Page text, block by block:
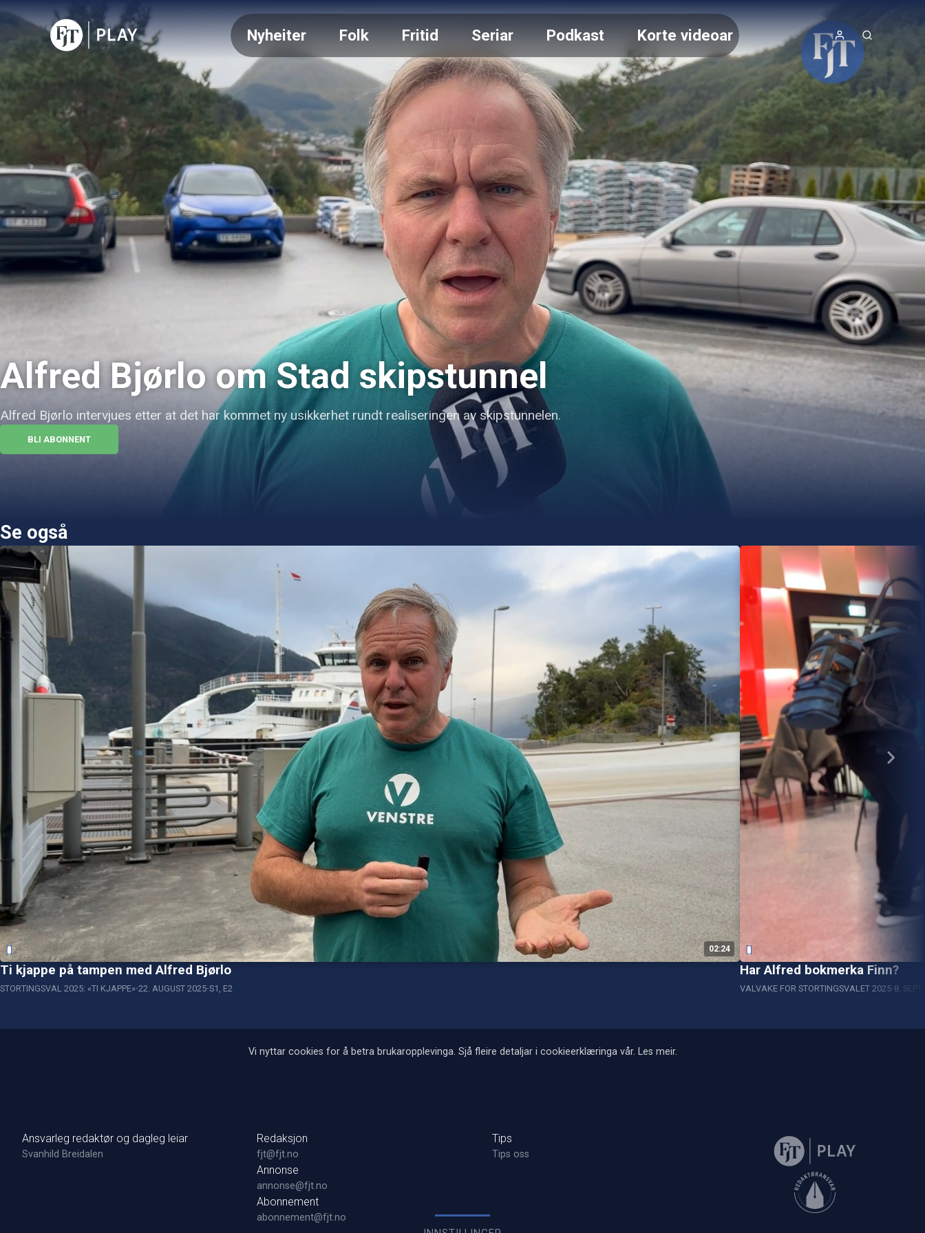
Nyheiter Folk Fritid Seriar Podkast Korte videoar
Alfred Bjørlo om Stad skipstunnel
Alfred Bjørlo intervjues etter at det har kommet ny usikkerhet rundt realiseringen av skipstunnelen.
BLI ABONNENT
Se også
02:24
Ti kjappe på tampen med Alfred Bjørlo
STORTINGSVAL 2025: «TI KJAPPE» 22. AUGUST 2025 S1, E2
Har Alfred bokmerka Finn?
VALVAKE FOR STORTINGSVALET 2025 8.
Vi nyttar cookies for å betra brukaropplevinga. Sjå fleire detaljar i cookieerklæringa vår. Les meir.
Ansvarleg redaktør og dagleg leiar
Svanhild Breidalen
Redaksjon
fjt@fjt.no
Annonse
annonse@fjt.no
Abonnement
abonnement@fjt.no
Tips
Tips oss